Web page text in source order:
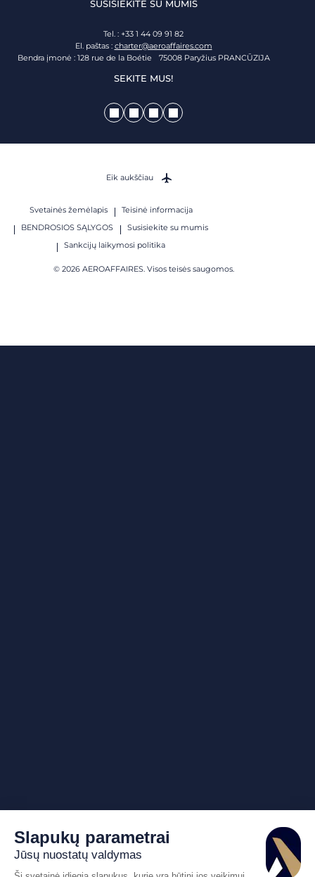
SUSISIEKITE SU MUMIS
Tel. : +33 1 44 09 91 82
El. paštas : charter@aeroaffaires.com
Bendra įmonė : 128 rue de la Boétie 75008 Paryžius PRANCŪZIJA
SEKITE MUS!
Svetainės žemėlapis
Teisinė informacija
BENDROSIOS SĄLYGOS
Susisiekite su mumis
Sankcijų laikymosi politika
© 2026 AEROAFFAIRES. Visos teisės saugomos.
Eik aukščiau